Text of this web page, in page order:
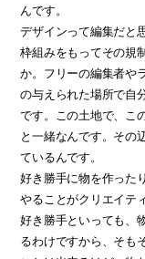
んです。
デザインって編集だと
枠組みをもってその規
か。フリーの編集者や
の与えられた場所で自
です。この土地で、こ
と一緒なんです。その
ているんです。
好き勝手に物を作った
やることがクリエイテ
好き勝手といっても、
るわけですから、そも